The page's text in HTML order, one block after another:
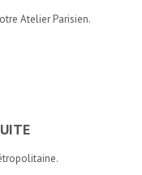
Atelier Parisien.